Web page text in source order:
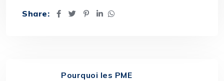
Share:
Pourquoi les PME